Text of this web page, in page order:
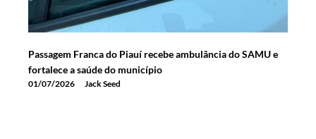
Passagem Franca do Piauí recebe ambulância do SAMU e
fortalece a saúde do município
01/07/2026 Jack Seed